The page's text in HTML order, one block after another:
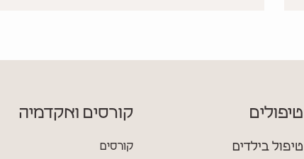
טיפולים
טיפול בילדים
קורסים ואקדמיה
קורסים